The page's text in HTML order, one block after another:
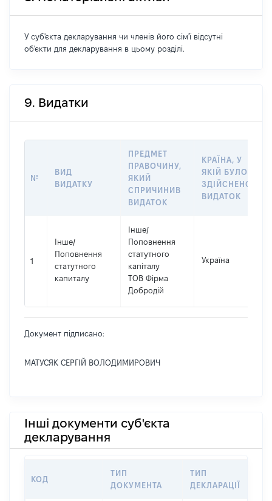
У суб'єкта декларування чи членів його сім'ї відсутні
об'єкти для декларування в цьому розділі.
9. Видатки
№
ВИД
ВИДАТКУ
ПРЕДМЕТ
ПРАВОЧИНУ,
ЯКИЙ
СПРИЧИНИВ
ВИДАТОК
КРАЇНА, У
ЯКІЙ БУЛО
ЗДІЙСНЕНО
ВИДАТОК
1
Інше/
Поповнення
статутного
капиталу
Інше/
Поповнення
статутного
капіталу
ТОВ Фірма
Добродій
Україна
Документ підписано:
МАТУСЯК СЕРГІЙ ВОЛОДИМИРОВИЧ
Інші документи суб'єкта
декларування
КОД
ТИП
ДОКУМЕНТА
ТИП
ДЕКЛАРАЦІЇ